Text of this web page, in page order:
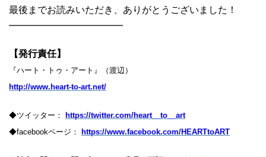
最後までお読みいただき、ありがとうございました！
━━━━━━━━━━━━
【発行責任】
『ハート・トゥ・アート』（渡辺）
http://www.heart-to-art.net/
◆ツイッター： https://twitter.com/heart__to__art
◆facebookページ： https://www.facebook.com/HEARTtoART